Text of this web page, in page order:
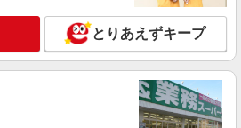
】の携帯販売スタッフ
210000円〜400000円（経験・能力によ
業代支給 ★交通費別途支給（規定あり）
○。・゜+゜・。○。・゜+゜ 入社祝い金
給(規定有) ゜・。○。・゜+゜・。
県福岡市早良区のsoftbankショップ
とりあえずキープ